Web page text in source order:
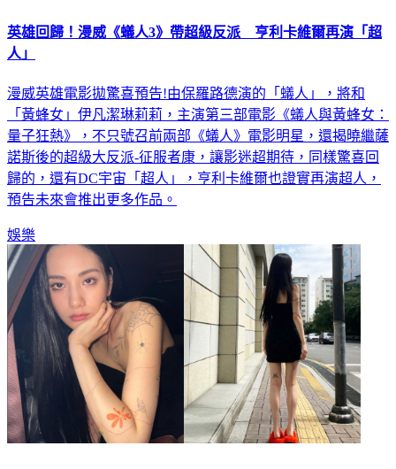
英雄回歸！漫威《蟻人3》帶超級反派 亨利卡維爾再演「超
人」
漫威英雄電影拋驚喜預告!由保羅路德演的「蟻人」，將和
「黃蜂女」伊凡潔琳莉莉，主演第三部電影《蟻人與黃蜂女：
量子狂熱》，不只號召前兩部《蟻人》電影明星，還揭曉繼薩
諾斯後的超級大反派-征服者康，讓影迷超期待，同樣驚喜回
歸的，還有DC宇宙「超人」，亨利卡維爾也證實再演超人，
預告未來會推出更多作品。
娛樂